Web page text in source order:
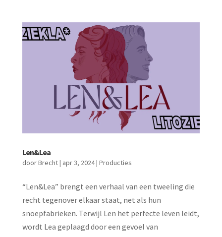
Len&Lea
doorBrecht| apr 3, 2024| Producties
“Len&Lea” brengt een verhaal van een tweeling die
recht tegenover elkaar staat, net als hun
snoepfabrieken. Terwijl Len het perfecte leven leidt,
wordt Lea geplaagd door een gevoel van